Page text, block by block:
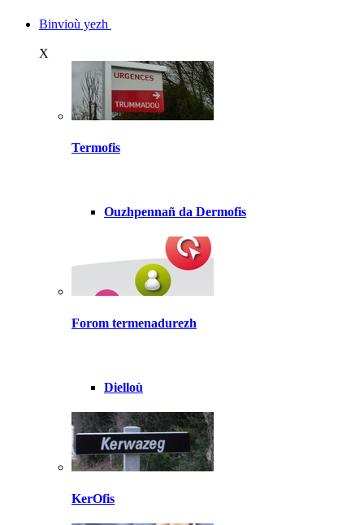
Binvioù yezh
X
Termofis
Ouzhpennañ da Dermofis
Forom termenadurezh
Dielloù
KerOfis